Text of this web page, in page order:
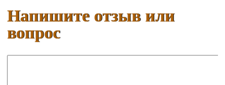
Напишите отзыв или
вопрос